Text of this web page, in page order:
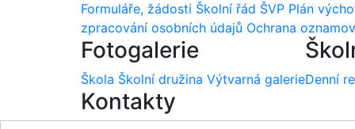
Formuláře, žádosti Školní řád ŠVP Plán
zpracování osobních údajů Ochrana
Fotogalerie
Škola Školní družina Výtvarná galerieDenní
Kontakty